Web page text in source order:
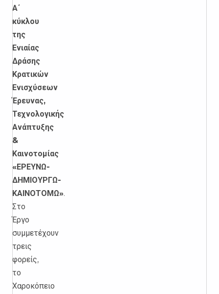
Α΄
κύκλου
της
Ενιαίας
Δράσης
Κρατικών
Ενισχύσεων
Έρευνας,
Τεχνολογικής
Ανάπτυξης
&
Καινοτομίας
«ΕΡΕΥΝΩ-
ΔΗΜΙΟΥΡΓΩ-
ΚΑΙΝΟΤΟΜΩ».
Στο
Έργο
συμμετέχουν
τρεις
φορείς,
το
Χαροκόπειο